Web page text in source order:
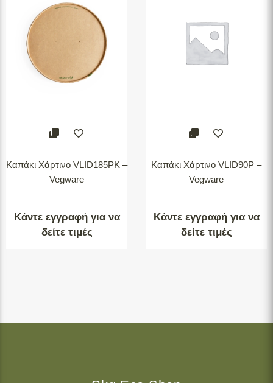
Καπάκι Χάρτινο VLID185PK –
Vegware
Κάντε εγγραφή για να
δείτε τιμές
Καπάκι Χάρτινο VLID90P –
Vegware
Κάντε εγγραφή για να
δείτε τιμές